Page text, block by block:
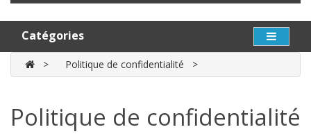
Catégories
Politique de confidentialité
Politique de confidentialité